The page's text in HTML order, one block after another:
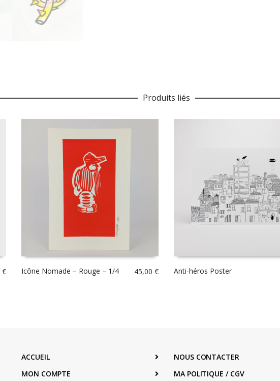
Produits liés
€ Icône Nomade – Rouge – 1/4 45,00 € Anti-héros Poster
ACCUEIL
MON COMPTE
NOUS CONTACTER
MA POLITIQUE / CGV